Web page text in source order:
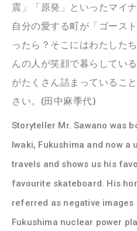
震」「原発」といったマイ
自分の愛する町が「ゴース
ったら？そこにはわたした
んの人が笑顔で暮らしてい
がたくさん詰まっているこ
さい。(田中麻季代)
Storyteller Mr. Sawano was
Iwaki, Fukushima and now a
travels and shows us his
favourite skateboard. His
referred as negative images
Fukushima nuclear power